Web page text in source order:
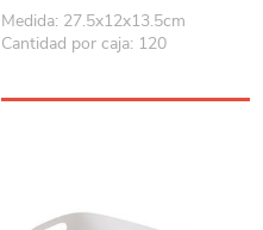
Medida: 27.5x12x13.5cm
Cantidad por caja: 120